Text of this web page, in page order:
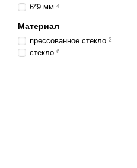
6*9 мм 4
Материал
прессованное стекло 2
стекло 6